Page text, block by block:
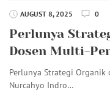
AUGUST 8, 2025 0
Perlunya
Dosen Multi-
Perlunya Strategi Organik
Nurcahyo Indro…